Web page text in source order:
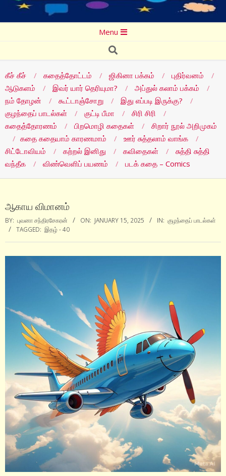
Menu
Search
கீச் கீச் கதைத்தோட்டம் ஜிகினா பக்கம்
புதிர்வனம்
ஆடுகளம்
இவர் யார் தெரியுமா?
அப்துல் கலாம் பக்கம்
நம் தோழன்
கூட்டாஞ்சோறு
இது எப்படி இருக்கு?
குழந்தைப் பாடல்கள்
குட்டி பீமா
சிரி சிரி
கதைத்தோரணம்
பிறமொழி கதைகள்
சிறார் நூல் அறிமுகம்
கதை கதையாம் காரணமாம்
ஊர் சுத்தலாம் வாங்க
சிட்டோவியம்
கற்றல் இனிது கவிதைகள்
சுத்தி சுத்தி
வந்தீக
விண்வெளிப் பயணம் படக் கதை – Comics
ஆகாய விமானம்
BY: புவனா சந்திரசேகரன் ON: JANUARY 15, 2025 IN: குழந்தைப் பாடல்கள்
TAGGED: இதழ் - 40